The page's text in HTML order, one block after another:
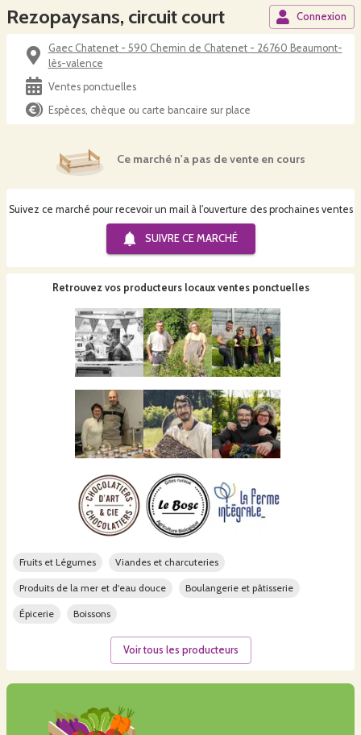
Rezopaysans, circuit court Connexion
Gaec Chatenet - 590 Chemin de Chatenet - 26760 Beaumont-
lès-valence
Ventes ponctuelles
Espèces, chèque ou carte bancaire sur place
Ce marché n'a pas de vente en cours
Suivez ce marché pour recevoir un mail à l'ouverture des prochaines ventes
SUIVRE CE MARCHÉ
Retrouvez vos producteurs locaux ventes ponctuelles
Fruits et Légumes Viandes et charcuteries
Produits de la mer et d'eau douce Boulangerie et pâtisserie
Épicerie Boissons
Voir tous les producteurs